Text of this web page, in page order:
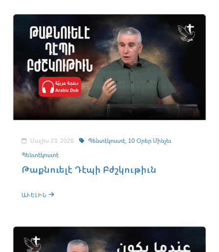
Մայիս 23, 2026 Պենտէկոստէ, 10 Օրեր Մինչեւ
Պենտէկոստէ
Թաքնուելէ Դէպի Բժշկութիւն
ԱՒԵԼԻՆ